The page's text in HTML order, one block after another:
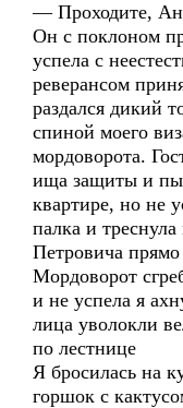
— Проходите,
Он с поклоном
успела с
реверансом
раздался дикий
спиной моего
мордоворота.
ища защиты и
квартире, но не
палка и
Петровича
Мордоворот
и не успела я
лица уволокли
по лестнице
Я бросилась на
горшок с